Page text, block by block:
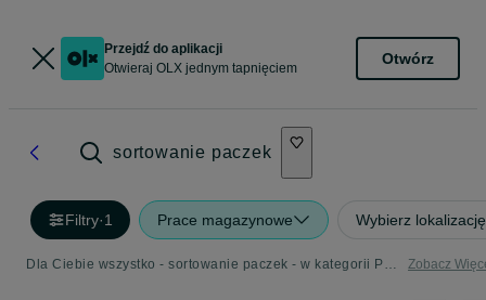
Przejdź do aplikacji
Otwieraj OLX jednym tapnięciem
Otwórz
sortowanie paczek
Filtry·1 Prace magazynowe Wybierz lokalizację
Dla Ciebie wszystko - sortowanie paczek - w kategorii Prace magazynowe Zobacz